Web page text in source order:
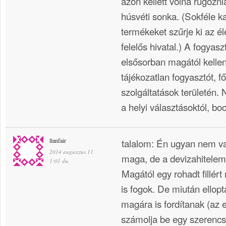
húsvéti sonka. (Sokféle
termékeket szűrje ki az
felelős hivatal.) A
elsősorban magától
tájékozatlan fogyasztót,
szolgáltatások területén.
a helyi választásoktól,
llanfair
2014 augusztus 11
1:01 du.
talalom: Én ugyan nem
maga, de a
Magától egy rohadt
is fogok. De miután
magára is fordítanak (az
számolja be egy